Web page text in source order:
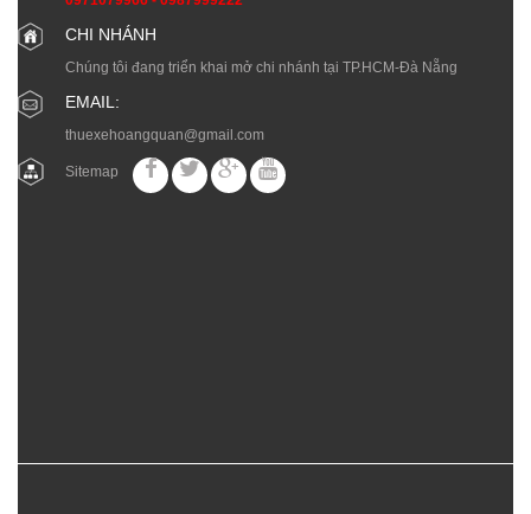
CHI NHÁNH
Chúng tôi đang triển khai mở chi nhánh tại TP.HCM-Đà Nẵng
EMAIL:
thuexehoangquan@gmail.com
Sitemap